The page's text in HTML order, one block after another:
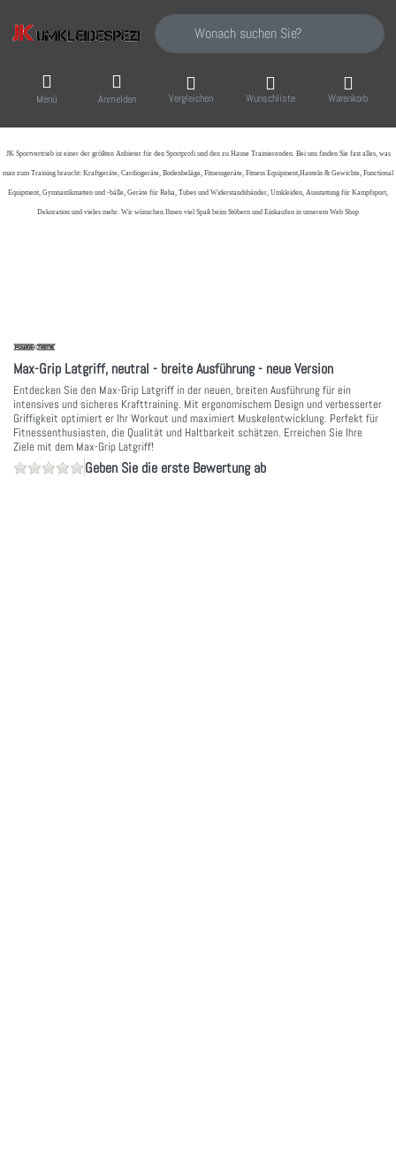
Geben Sie einen Suchbegriff ein. Während
Menü Anmelden Vergleichen Wunschliste Warenkorb
JK Sportvertrieb ist einer der größten Anbieter für den Sportprofi und den zu Hause Trainierenden. Bei uns finden Sie fast alles, was
man zum Training braucht: Kraftgeräte, Cardiogeräte, Bodenbeläge, Fitnessgeräte, Fitness Equipment,Hanteln & Gewichte, Functional
Equipment, Gymnastikmatten und -bälle, Geräte für Reha, Tubes und Widerstandsbänder, Umkleiden, Ausstattung für Kampfsport,
Dekoration und vieles mehr. Wir wünschen Ihnen viel Spaß beim Stöbern und Einkaufen in unserem Web Shop
Max-Grip Latgriff, neutral - breite Ausführung - neue Version
Entdecken Sie den Max-Grip Latgriff in der neuen, breiten Ausführung für ein
intensives und sicheres Krafttraining. Mit ergonomischem Design und verbesserter
Griffigkeit optimiert er Ihr Workout und maximiert Muskelentwicklung. Perfekt für
Fitnessenthusiasten, die Qualität und Haltbarkeit schätzen. Erreichen Sie Ihre
Ziele mit dem Max-Grip Latgriff!
Geben Sie die erste Bewertung ab